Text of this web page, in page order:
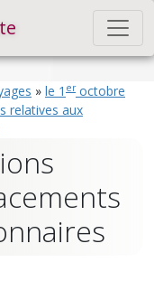
» le 1 eroctobre
relatives aux